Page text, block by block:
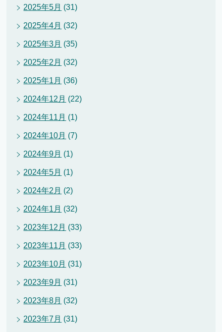
2025年5月 (31)
2025年4月 (32)
2025年3月 (35)
2025年2月 (32)
2025年1月 (36)
2024年12月 (22)
2024年11月 (1)
2024年10月 (7)
2024年9月 (1)
2024年5月 (1)
2024年2月 (2)
2024年1月 (32)
2023年12月 (33)
2023年11月 (33)
2023年10月 (31)
2023年9月 (31)
2023年8月 (32)
2023年7月 (31)